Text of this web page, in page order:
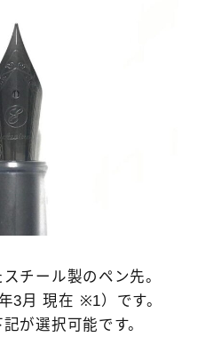
チール製のペン先。
3月 現在 ※1）です。
が選択可能です。